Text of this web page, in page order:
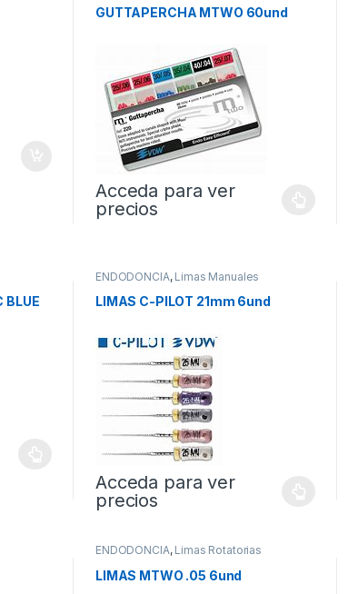
GUTTAPERCHA MTWO 60und
Acceda para ver
precios
BLUE
ENDODONCIA, Limas Manuales
LIMAS C-PILOT 21mm 6und
Acceda para ver
precios
ENDODONCIA, Limas Rotatorias
LIMAS MTWO .05 6und